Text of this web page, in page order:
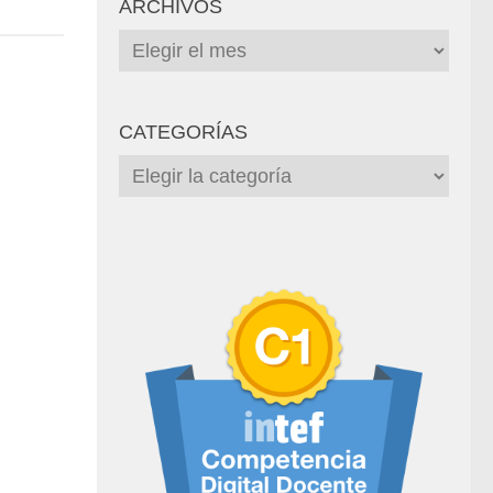
ARCHIVOS
Archivos
CATEGORÍAS
Categorías